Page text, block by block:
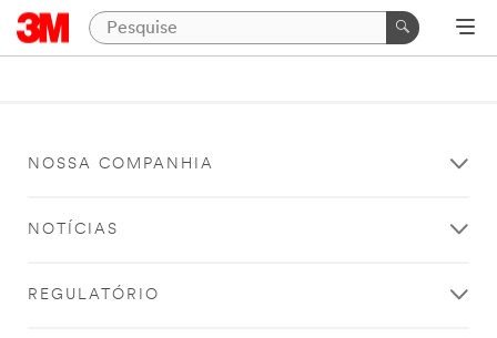
NOSSA COMPANHIA
NOTÍCIAS
REGULATÓRIO